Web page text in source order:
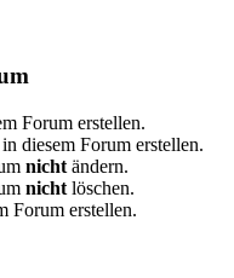
Forum erstellen.
diesem Forum erstellen.
nicht ändern.
nicht löschen.
Forum erstellen.